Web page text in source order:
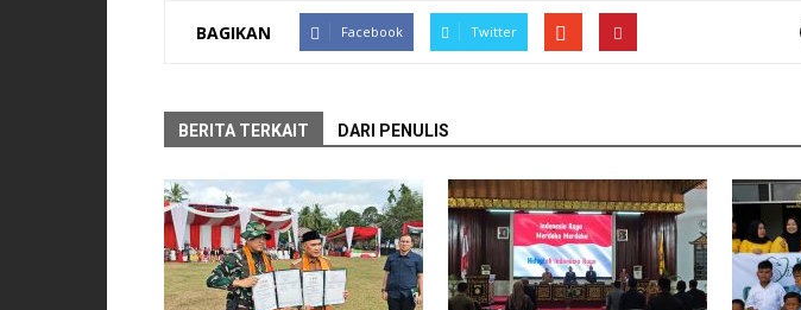
BAGIKAN Facebook Twitter
BERITA TERKAIT DARI PENULIS